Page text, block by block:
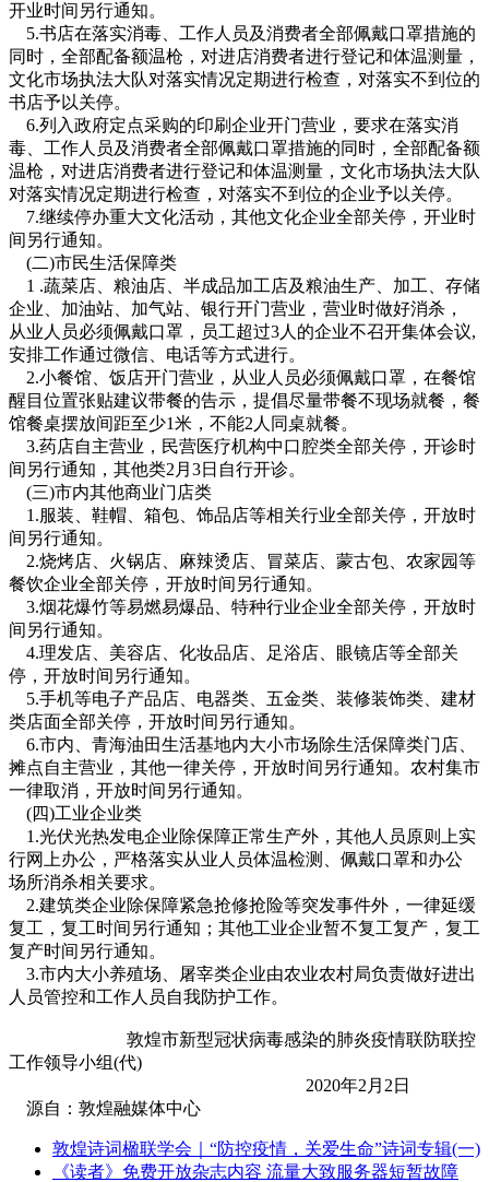
开业时间另行通知。
5.书店在落实消毒、工作人员及消费者全部佩戴口罩措施的
同时，全部配备额温枪，对进店消费者进行登记和体温测量，
文化市场执法大队对落实情况定期进行检查，对落实不到位的
书店予以关停。
6.列入政府定点采购的印刷企业开门营业，要求在落实消
毒、工作人员及消费者全部佩戴口罩措施的同时，全部配备额
温枪，对进店消费者进行登记和体温测量，文化市场执法大队
对落实情况定期进行检查，对落实不到位的企业予以关停。
7.继续停办重大文化活动，其他文化企业全部关停，开业时
间另行通知。
(二)市民生活保障类
1 .蔬菜店、粮油店、半成品加工店及粮油生产、加工、存储
企业、加油站、加气站、银行开门营业，营业时做好消杀，
从业人员必须佩戴口罩，员工超过3人的企业不召开集体会议,
安排工作通过微信、电话等方式进行。
2.小餐馆、饭店开门营业，从业人员必须佩戴口罩，在餐馆
醒目位置张贴建议带餐的告示，提倡尽量带餐不现场就餐，餐
馆餐桌摆放间距至少1米，不能2人同桌就餐。
3.药店自主营业，民营医疗机构中口腔类全部关停，开诊时
间另行通知，其他类2月3日自行开诊。
(三)市内其他商业门店类
1.服装、鞋帽、箱包、饰品店等相关行业全部关停，开放时
间另行通知。
2.烧烤店、火锅店、麻辣烫店、冒菜店、蒙古包、农家园等
餐饮企业全部关停，开放时间另行通知。
3.烟花爆竹等易燃易爆品、特种行业企业全部关停，开放时
间另行通知。
4.理发店、美容店、化妆品店、足浴店、眼镜店等全部关
停，开放时间另行通知。
5.手机等电子产品店、电器类、五金类、装修装饰类、建材
类店面全部关停，开放时间另行通知。
6.市内、青海油田生活基地内大小市场除生活保障类门店、
摊点自主营业，其他一律关停，开放时间另行通知。农村集市
一律取消，开放时间另行通知。
(四)工业企业类
1.光伏光热发电企业除保障正常生产外，其他人员原则上实
行网上办公，严格落实从业人员体温检测、佩戴口罩和办公
场所消杀相关要求。
2.建筑类企业除保障紧急抢修抢险等突发事件外，一律延缓
复工，复工时间另行通知；其他工业企业暂不复工复产，复工
复产时间另行通知。
3.市内大小养殖场、屠宰类企业由农业农村局负责做好进出
人员管控和工作人员自我防护工作。
敦煌市新型冠状病毒感染的肺炎疫情联防联控
工作领导小组(代)
2020年2月2日
源自：敦煌融媒体中心
敦煌诗词楹联学会｜“防控疫情，关爱生命”诗词专辑(一)
《读者》免费开放杂志内容 流量大致服务器短暂故障